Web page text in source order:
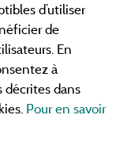
les fiches de
dans les
, la grotte de l'Aven
Mézenc...
de contacter le
d’utiliser
de
En
à
décrites dans
Pour en savoir